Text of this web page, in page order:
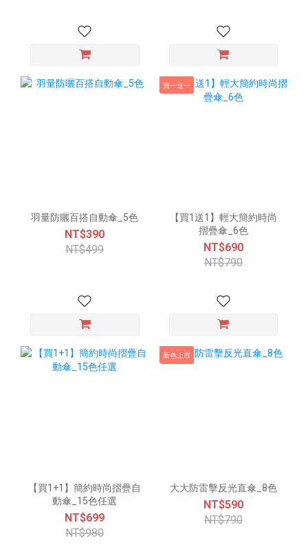
羽量防曬百搭自動傘_5色
NT$390
NT$499
買一送一
【買1送1】輕大簡約時尚
摺疊傘_6色
NT$690
NT$790
【買1+1】簡約時尚摺疊自
動傘_15色任選
NT$699
NT$980
新色上市
大大防雷擊反光直傘_8色
NT$590
NT$790